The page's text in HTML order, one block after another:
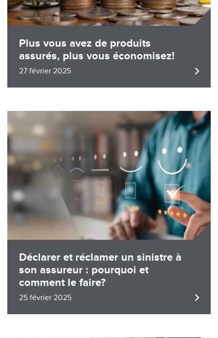
Plus vous avez de produits
assurés, plus vous économisez!
27 février 2025
Image
Déclarer et réclamer un sinistre à
son assureur : pourquoi et
comment le faire?
25 février 2025